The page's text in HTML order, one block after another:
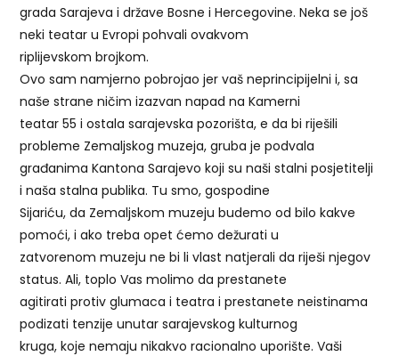
grada Sarajeva i države Bosne i Hercegovine. Neka se još
neki teatar u Evropi pohvali ovakvom
riplijevskom brojkom.
Ovo sam namjerno pobrojao jer vaš neprincipijelni i, sa
naše strane ničim izazvan napad na Kamerni
teatar 55 i ostala sarajevska pozorišta, e da bi riješili
probleme Zemaljskog muzeja, gruba je podvala
građanima Kantona Sarajevo koji su naši stalni posjetitelji
i naša stalna publika. Tu smo, gospodine
Sijariću, da Zemaljskom muzeju budemo od bilo kakve
pomoći, i ako treba opet ćemo dežurati u
zatvorenom muzeju ne bi li vlast natjerali da riješi njegov
status. Ali, toplo Vas molimo da prestanete
agitirati protiv glumaca i teatra i prestanete neistinama
podizati tenzije unutar sarajevskog kulturnog
kruga, koje nemaju nikakvo racionalno uporište. Vaši